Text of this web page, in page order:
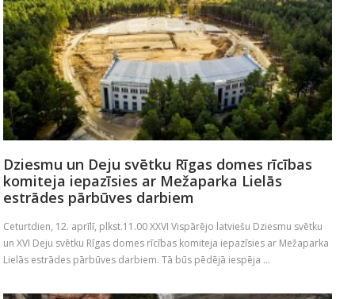
Dziesmu un Deju svētku Rīgas domes rīcības
komiteja iepazīsies ar Mežaparka Lielās
estrādes pārbūves darbiem
Ceturtdien, 12. aprīlī, plkst.11.00 XXVI Vispārējo latviešu Dziesmu svētku
un XVI Deju svētku Rīgas domes rīcības komiteja iepazīsies ar Mežaparka
Lielās estrādes pārbūves darbiem. Tā būs pēdējā iespēja ...